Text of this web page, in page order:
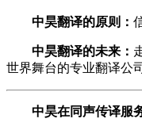
中昊翻译的原则：
中昊翻译的未来：
世界舞台的专业翻译公司
中昊在同声传译服务